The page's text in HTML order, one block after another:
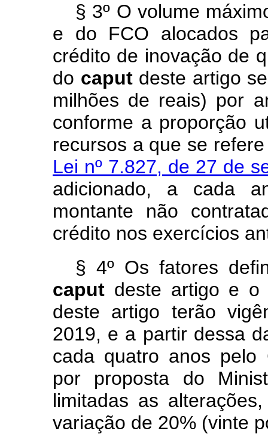
§ 3º O volume
e do FCO alocados
crédito de inovação de
do caput deste artigo
milhões de reais) por
conforme a proporção
recursos a que se
Lei nº 7.827, de 27 de
adicionado, a cada
montante não
crédito nos exercícios
§ 4º Os fatores
caput deste artigo e
deste artigo terão
2019, e a partir dessa
cada quatro anos pelo
por proposta do
limitadas as
variação de 20% (vinte